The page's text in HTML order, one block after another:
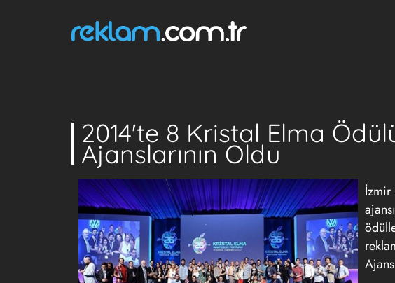
2014'te 8 Kristal Elma
Ajanslarının Oldu
İzmir